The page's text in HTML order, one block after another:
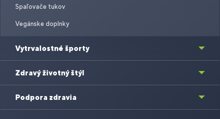
Spaľovače tukov
Vegánske doplnky
Vytrvalostné športy
Zdravý životný štýl
Podpora zdravia